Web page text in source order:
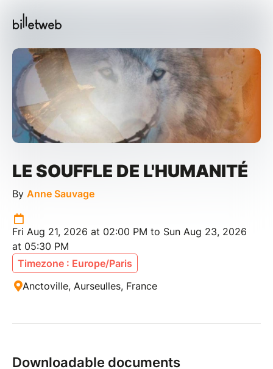
LE SOUFFLE DE L'HUMANITÉ
By Anne Sauvage
Fri Aug 21, 2026 at 02:00 PM to Sun Aug 23, 2026
at 05:30 PM
Timezone : Europe/Paris
Anctoville, Aurseulles, France
Downloadable documents